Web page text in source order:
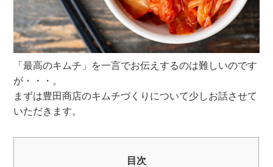
「最高のキムチ」を一言でお伝えするのは難しいのです
が・・・。
まずは豊田商店のキムチづくりについて少しお話させて
いただきます。
目次